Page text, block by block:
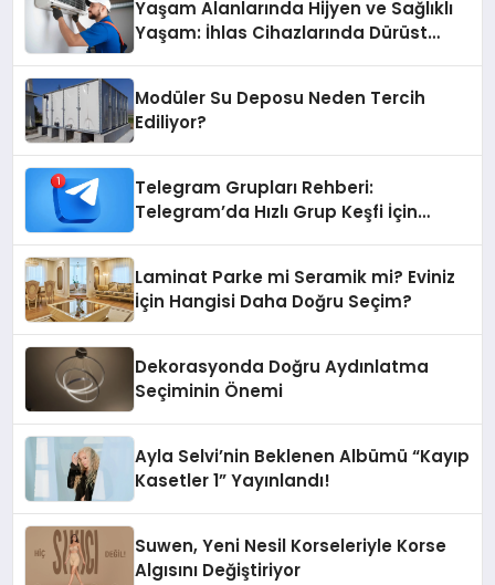
Yaşam Alanlarında Hijyen ve Sağlıklı
Yaşam: İhlas Cihazlarında Dürüst
Modüler Su Deposu Neden Tercih
Ediliyor?
Telegram Grupları Rehberi:
Telegram’da Hızlı Grup Keşfi İçin
Laminat Parke mi Seramik mi? Eviniz
İçin Hangisi Daha Doğru Seçim?
Dekorasyonda Doğru Aydınlatma
Seçiminin Önemi
Ayla Selvi’nin Beklenen Albümü “Kayıp
Kasetler 1” Yayınlandı!
Suwen, Yeni Nesil Korseleriyle Korse
Algısını Değiştiriyor